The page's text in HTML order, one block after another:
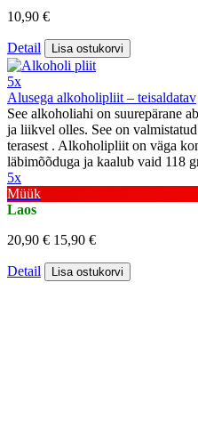
10,90 €
Detail Lisa ostukorvi
5x
Alusega alkoholipliit – teisaldatav
See alkoholiahi on suurepärane
ja liikvel olles. See on
terasest . Alkoholipliit on väga
läbimõõduga ja kaalub vaid 118
5x
Müük
Laos
20,90 € 15,90 €
Detail Lisa ostukorvi